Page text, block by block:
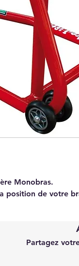
Monobras.
position de votre
Partagez